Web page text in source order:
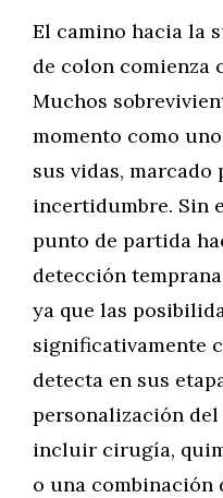
El camino hacia la
de colon comienza
Muchos
momento como
sus vidas,
incertidumbre. Sin
punto de partida
detección
ya que las
significativamente
detecta en sus
personalización
incluir cirugía,
o una combinación